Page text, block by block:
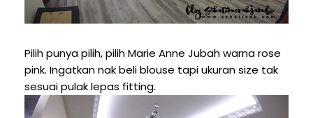
Pilih punya pilih, pilih Marie Anne Jubah warna rose
pink. Ingatkan nak beli blouse tapi ukuran size tak
sesuai pulak lepas fitting.